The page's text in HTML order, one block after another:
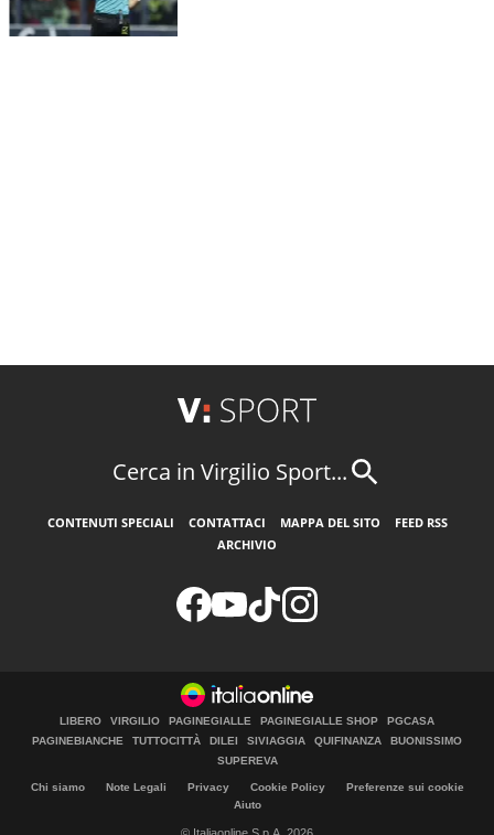
Cerca in Virgilio Sport...
CONTENUTI SPECIALI CONTATTACI MAPPA DEL SITO
FEED RSS
ARCHIVIO
LIBERO VIRGILIO PAGINEGIALLE PAGINEGIALLE SHOP
PGCASA
PAGINEBIANCHE
TUTTOCITTÀ DILEI SIVIAGGIA QUIFINANZA
BUONISSIMO
SUPEREVA
Chi siamo Note Legali Privacy Cookie Policy
Preferenze sui cookie
Aiuto